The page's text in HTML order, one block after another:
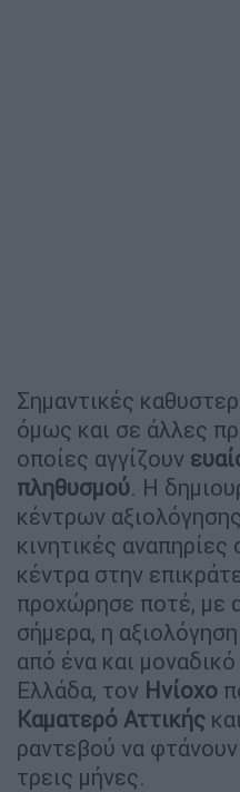
Σημαντικές
όμως και σε άλλες
οποίες αγγίζουν
πληθυσμού. Η
κέντρων
κινητικές
κέντρα στην
προχώρησε ποτέ, με
σήμερα, η
από ένα και
Ελλάδα, τον Ηνίοχο
Καματερό Αττικής
ραντεβού να
τρεις μήνες.